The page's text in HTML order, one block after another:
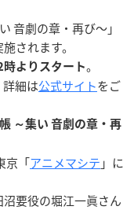
音劇の章・再び～」
されます。
よりスタート。
細は公式サイトをご
～集い 音劇の章・再
京「アニメマシテ 」に
要役の堀江一眞さん